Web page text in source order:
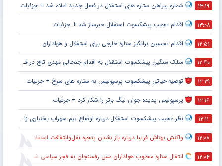
۱۳:۱۹ شماره پیراهن ستاره های استقلال در فصل جدید اعلام شد + جزئیات
۱۳:۰۸ اقدام عجیب پیشکسوت استقلال خبرساز شد + جزئیات
۱۲:۵۱ اقدام تحسین برانگیز ستاره خارجی برای استقلال و هواداران
۱۲:۴۰ متلک سنگین پیشکسوت استقلال به اقدام جنجالی مهدی تاج در فدراسیون فوتبال
۱۲:۲۹ توصیه حیاتی پیشکسوت پرسپولیس به ستاره های سرخ + جزئیات
۱۲:۱۶ پرسپولیس پدیده جوان لیگ برتر را شکار کرد + جزئیات
۱۲:۱۱ نظر عجیب پیشکسوت استقلال درباره اوضاع تیم سهراب بختیاری زاده + جزئیات
۱۲:۰۸ واکنش بهتاش فریبا درباره باز نشدن پنجره نقل‌وانتقالات استقلال
۱۲:۰۴ انتقال ستاره محبوب هواداران مس رفسنجان به فجر سپاسی شیراز